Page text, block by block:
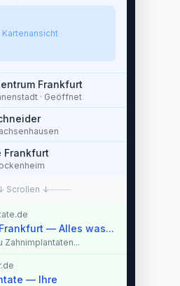
Kartenansicht
Frankfurt
· Geöffnet
Frankfurt
Scrollen ↓
— Alles was...
Zahnimplantaten...
— Ihre